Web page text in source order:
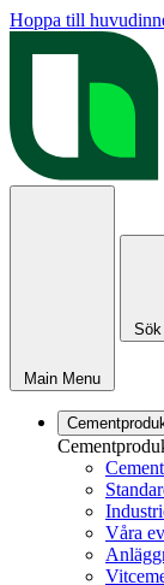
Hoppa till
Main Menu
Sök
Våra